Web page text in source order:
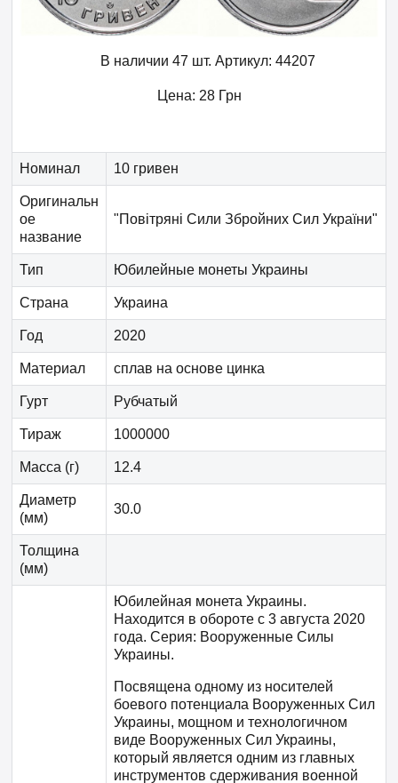
В наличии 47 шт. Артикул: 44207
Цена: 28 Грн
Номинал 10 гривен
Оригинальн
ое
название
"Повітряні Сили Збройних Сил України"
Тип Юбилейные монеты Украины
Страна Украина
Год 2020
Материал сплав на основе цинка
Гурт Рубчатый
Тираж 1000000
Масса (г) 12.4
Диаметр
(мм)
30.0
Толщина
(мм)
Юбилейная монета Украины.
Находится в обороте с 3 августа 2020
года. Серия: Вооруженные Силы
Украины.
Посвящена одному из носителей
боевого потенциала Вооруженных Сил
Украины, мощном и технологичном
виде Вооруженных Сил Украины,
который является одним из главных
инструментов сдерживания военной